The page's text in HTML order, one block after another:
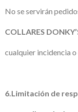
No se servirán
COLLARES
cualquier incidencia
6.Limitación de